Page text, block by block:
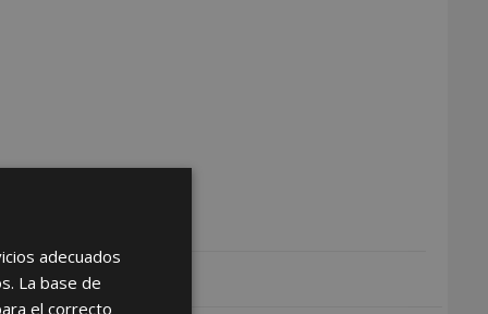
adecuados
La base de
el correcto